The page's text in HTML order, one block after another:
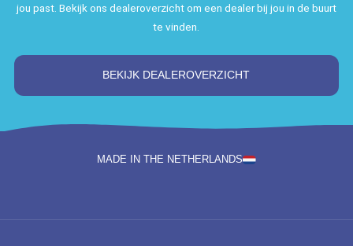
jou past. Bekijk ons dealeroverzicht om een dealer bij jou in de buurt
te vinden.
BEKIJK DEALEROVERZICHT
MADE IN THE NETHERLANDS